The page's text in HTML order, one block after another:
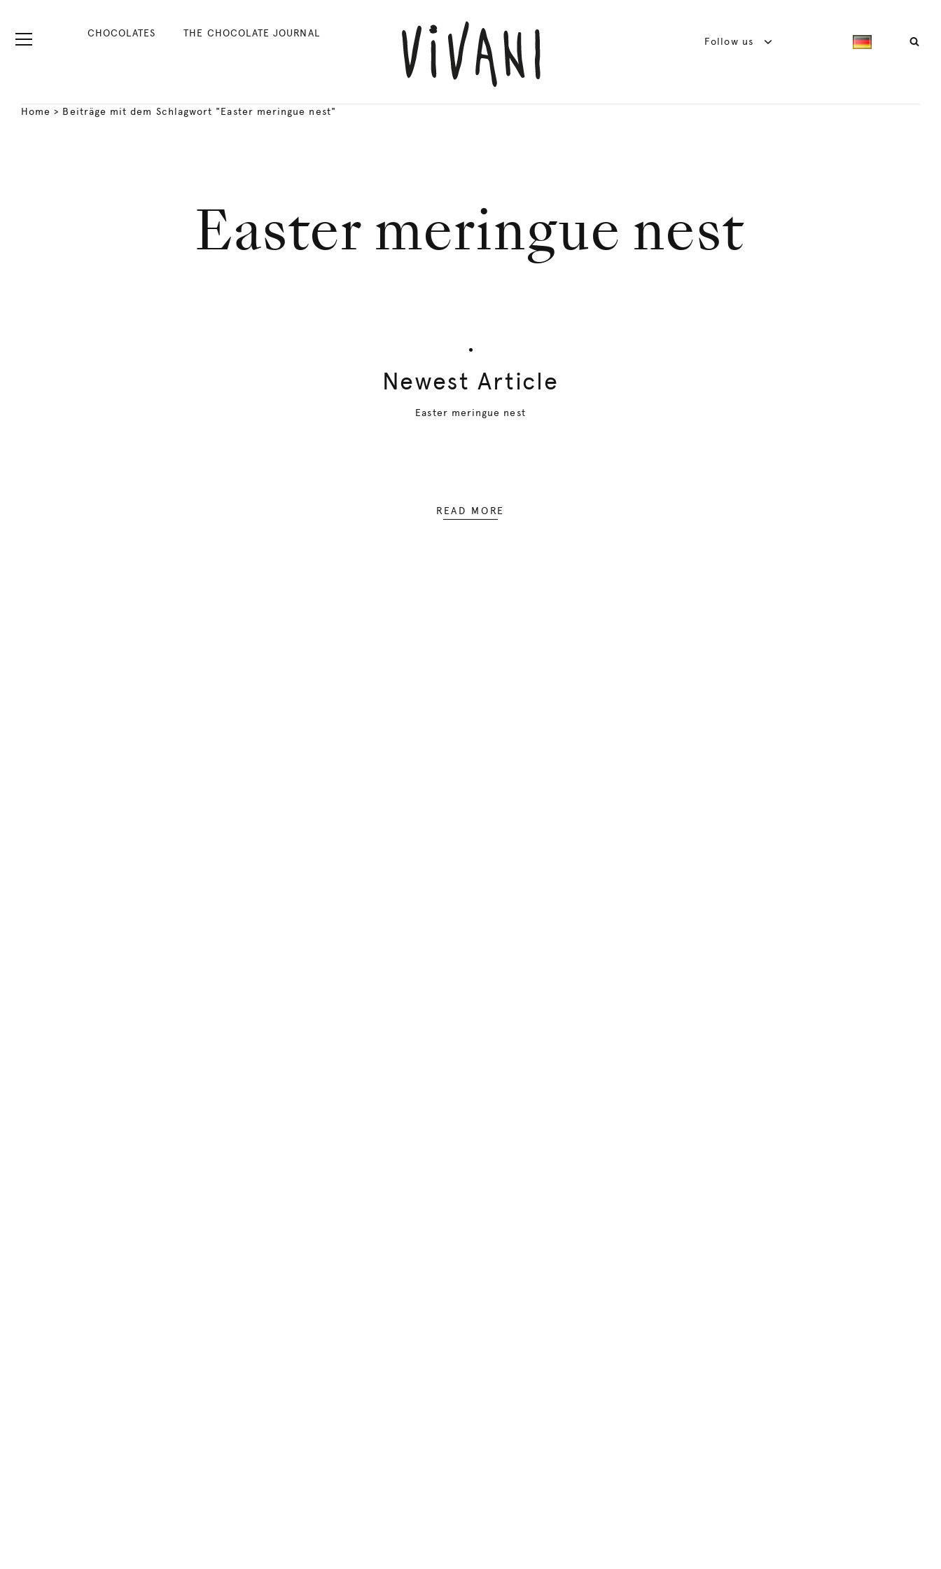
CHOCOLATES THE CHOCOLATE JOURNAL
Follow us
Home > Beiträge mit dem Schlagwort "Easter meringue nest"
Easter meringue nest
Newest Article
Easter meringue nest
READ MORE